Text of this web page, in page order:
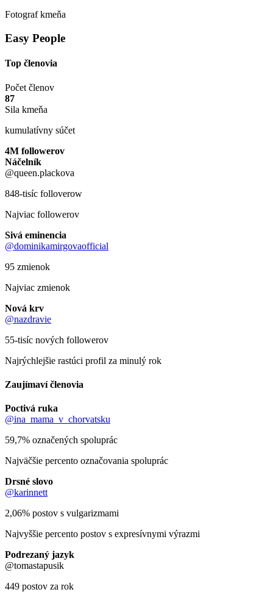
Fotograf kmeňa
Easy People
Top členovia
Počet členov
87
Sila kmeňa
kumulatívny súčet
4M followerov
Náčelník
@queen.plackova
848-tisíc folloverow
Najviac followerov
Sivá eminencia
@dominikamirgovaofficial
95 zmienok
Najviac zmienok
Nová krv
@nazdravie
55-tisíc nových followerov
Najrýchlejšie rastúci profil za minulý rok
Zaujímaví členovia
Poctivá ruka
@ina_mama_v_chorvatsku
59,7% označených spoluprác
Najväčšie percento označovania spoluprác
Drsné slovo
@karinnett
2,06% postov s vulgarizmami
Najvyššie percento postov s expresívnymi výrazmi
Podrezaný jazyk
@tomastapusik
449 postov za rok